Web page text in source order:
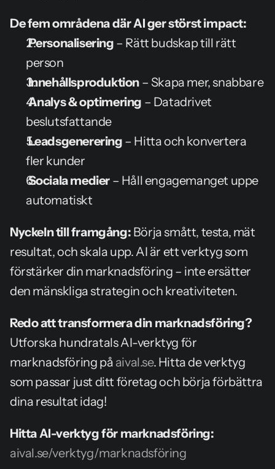
De fem områdena där AI ger störst impact:
Personalisering – Rätt budskap till rätt
person
Innehållsproduktion – Skapa mer, snabbare
Analys & optimering – Datadrivet
beslutsfattande
Leadsgenerering – Hitta och konvertera
fler kunder
Sociala medier – Håll engagemanget uppe
automatiskt
Nyckeln till framgång: Börja smått, testa, mät
resultat, och skala upp. AI är ett verktyg som
förstärker din marknadsföring – inte ersätter
den mänskliga strategin och kreativiteten.
Redo att transformera din marknadsföring?
Utforska hundratals AI-verktyg för
marknadsföring på aival.se. Hitta de verktyg
som passar just ditt företag och börja förbättra
dina resultat idag!
Hitta AI-verktyg för marknadsföring:
aival.se/verktyg/marknadsföring